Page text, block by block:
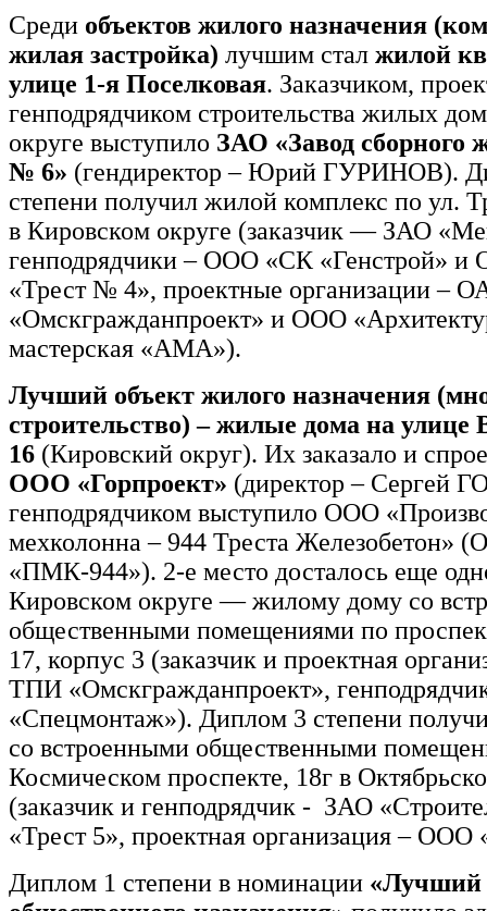
Среди объектов жилого назначения
жилая застройка) лучшим стал жилой
улице 1-я Поселковая. Заказчиком,
генподрядчиком строительства жилых
округе выступило ЗАО «Завод сборного
№ 6» (гендиректор – Юрий ГУРИНОВ).
степени получил жилой комплекс по ул.
в Кировском округе (заказчик — ЗАО
генподрядчики – ООО «СК «Генстрой»
«Трест № 4», проектные организации –
«Омскгражданпроект» и ООО
мастерская «АМА»).
Лучший объект жилого назначения
строительство) – жилые дома на улице
16 (Кировский округ). Их заказало и
ООО «Горпроект» (директор – Сергей
генподрядчиком выступило ООО
мехколонна – 944 Треста Железобетон»
«ПМК-944»). 2-е место досталось еще
Кировском округе — жилому дому со
общественными помещениями по
17, корпус 3 (заказчик и проектная
ТПИ «Омскгражданпроект»,
«Спецмонтаж»). Диплом 3 степени
со встроенными общественными
Космическом проспекте, 18г в
(заказчик и генподрядчик - ЗАО
«Трест 5», проектная организация – ООО
Диплом 1 степени в номинации «Лучший